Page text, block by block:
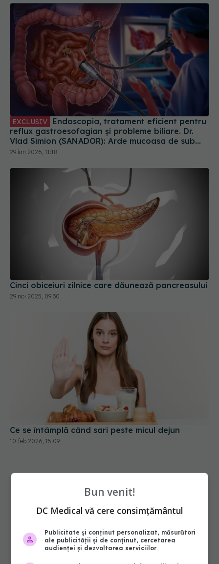
EXCLUSIV
reflux gastroesofagian și probleme biliare. Dr.
Vlad Simion (SANADOR): Arde mucoasa de sub
esofag
29 ian 2026, 11:18
Cinci obiceiuri zilnice care dăunează pancreasului
29 noi 2025, 09:30
Ce se întâmplă când sari peste micul dejun
10 feb 2026, 15:09
Bun venit!
DC Medical vă cere consimțământul
Publicitate și conținut personalizat, măsurători
ale publicității și de conținut, cercetarea
audienței și dezvoltarea serviciilor